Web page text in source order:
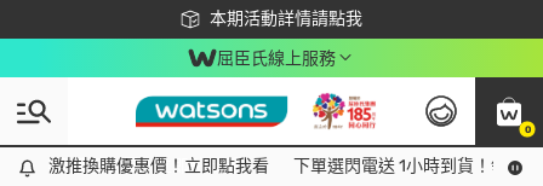
本期活動詳情請點我
下載app最高回饋$350
屈臣氏線上服務
0
激推換購優惠價！立即點我看
激推換購優惠價！立即點我看 下單選閃電送 1小時到貨！領神